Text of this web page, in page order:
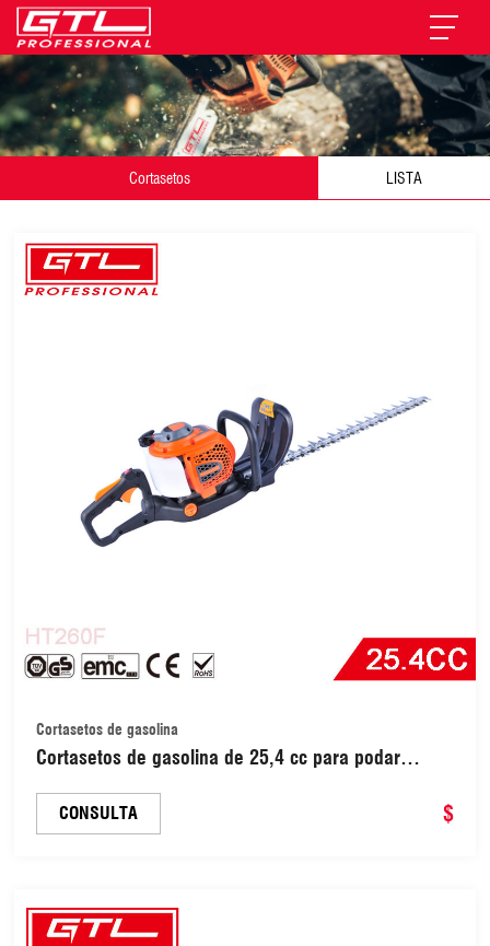
Cortasetos LISTA
Cortasetos de gasolina
Cortasetos de gasolina de 25,4 cc para podar
CONSULTA $